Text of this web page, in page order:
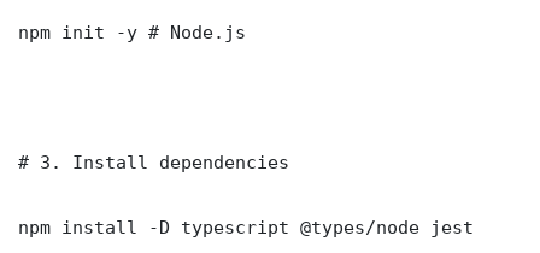
npm init -y # Node.js
# 3. Install dependencies
npm install -D typescript @types/node jest